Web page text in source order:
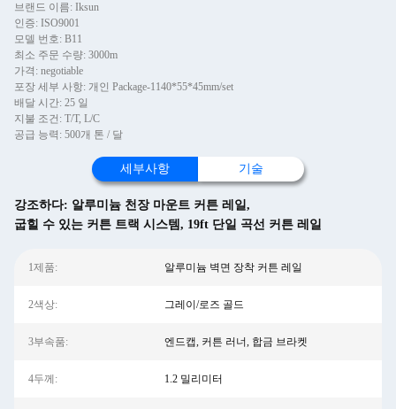
브랜드 이름: Iksun
인증: ISO9001
모델 번호: B11
최소 주문 수량: 3000m
가격: negotiable
포장 세부 사항: 개인 Package-1140*55*45mm/set
배달 시간: 25 일
지불 조건: T/T, L/C
공급 능력: 500개 톤 / 달
세부사항 기술
강조하다: 알루미늄 천장 마운트 커튼 레일,
굽힐 수 있는 커튼 트랙 시스템 , 19ft 단일 곡선 커튼 레일
1제품: 알루미늄 벽면 장착 커튼 레일
2색상: 그레이/로즈 골드
3부속품: 엔드캡, 커튼 러너, 합금 브라켓
4두께: 1.2 밀리미터